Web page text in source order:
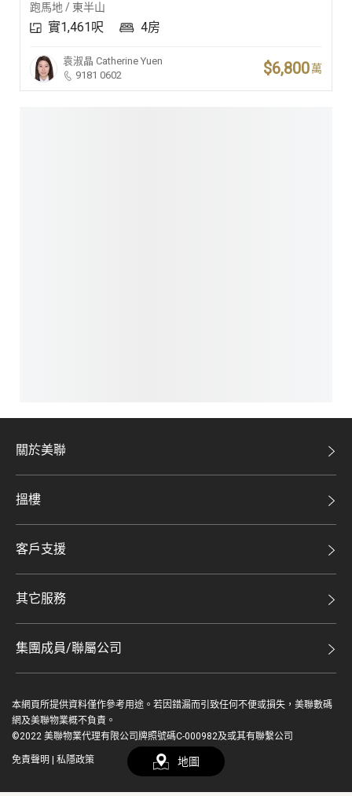
登入 / 註冊
简 EN 地圖
跑馬地 / 東半山
實1,461呎 4房
袁淑晶 Catherine Yuen
9181 0602
$6,800萬
關於美聯
美聯集團
集團動態
人才招募
網站地圖
搵樓
二手盤
買賣流程
客戶支援
自助放盤
豪宅分行
查詢熱線
聯絡我們
繳款方式
其它服務
豪宅資訊
美善會
集團成員/聯屬公司
鋑聯控股*
美聯工商舖*
本網頁所提供資料僅作參考用途。若因錯漏而引致任何不便或損失，美聯數碼
網及美聯物業概不負責。
©2022 美聯物業代理有限公司牌照號碼C-000982及或其有聯繫公司
免責聲明 私隱政策